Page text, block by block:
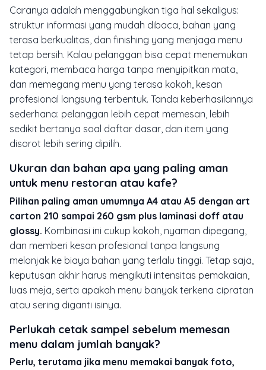
Caranya adalah menggabungkan tiga hal sekaligus:
struktur informasi yang mudah dibaca, bahan yang
terasa berkualitas, dan finishing yang menjaga menu
tetap bersih. Kalau pelanggan bisa cepat menemukan
kategori, membaca harga tanpa menyipitkan mata,
dan memegang menu yang terasa kokoh, kesan
profesional langsung terbentuk. Tanda keberhasilannya
sederhana: pelanggan lebih cepat memesan, lebih
sedikit bertanya soal daftar dasar, dan item yang
disorot lebih sering dipilih.
Ukuran dan bahan apa yang paling aman
untuk menu restoran atau kafe?
Pilihan paling aman umumnya A4 atau A5 dengan art
carton 210 sampai 260 gsm plus laminasi doff atau
glossy. Kombinasi ini cukup kokoh, nyaman dipegang,
dan memberi kesan profesional tanpa langsung
melonjak ke biaya bahan yang terlalu tinggi. Tetap saja,
keputusan akhir harus mengikuti intensitas pemakaian,
luas meja, serta apakah menu banyak terkena cipratan
atau sering diganti isinya.
Perlukah cetak sampel sebelum memesan
menu dalam jumlah banyak?
Perlu, terutama jika menu memakai banyak foto,